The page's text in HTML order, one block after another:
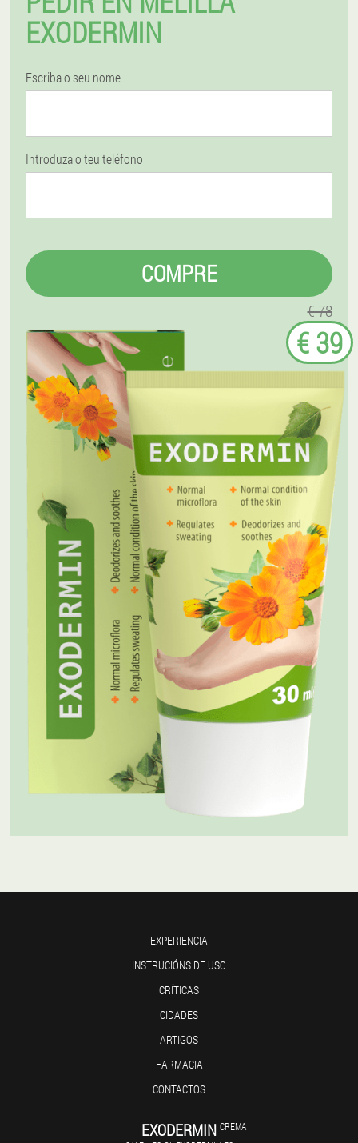
EXODERMIN
Escriba o seu nome
Introduza o teu teléfono
COMPRE
€ 78
€ 39
EXPERIENCIA
INSTRUCIÓNS DE USO
CRÍTICAS
CIDADES
ARTIGOS
FARMACIA
CONTACTOS
EXODERMIN CREMA